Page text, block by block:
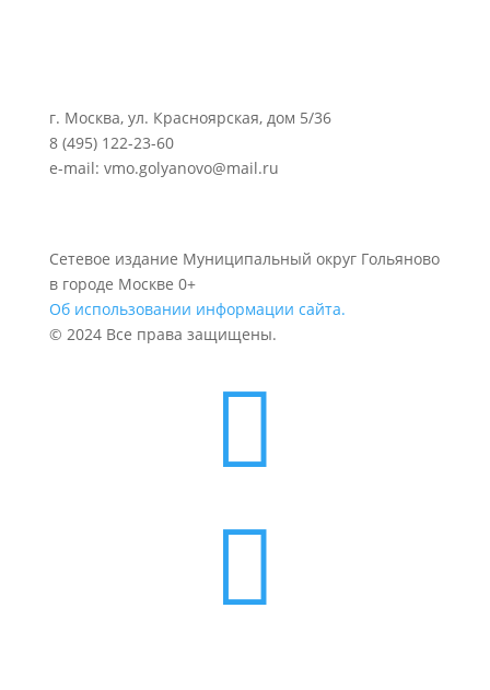
г. Москва, ул. Красноярская, дом 5/36
8 (495) 122-23-60
e-mail: vmo.golyanovo@mail.ru
Сетевое издание Муниципальный округ Гольяново
в городе Москве 0+
Об использовании информации сайта.
© 2024 Все права защищены.

